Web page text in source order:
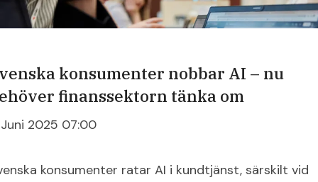
konsumenter nobbar AI – nu
finanssektorn tänka om
2025 07:00
konsumenter ratar AI i kundtjänst, särskilt vid